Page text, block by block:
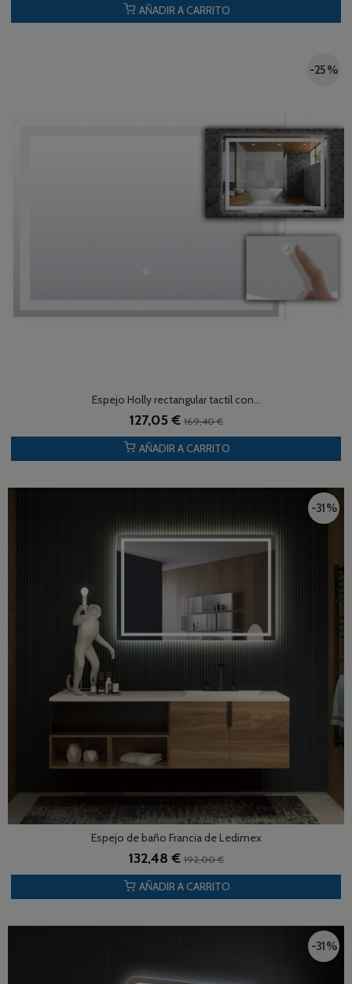
AÑADIR A CARRITO
-25 %
Espejo Holly rectangular tactil con...
127,05 € 169,40 €
AÑADIR A CARRITO
-31 %
Espejo de baño Francia de Ledimex
132,48 € 192,00 €
AÑADIR A CARRITO
-31 %